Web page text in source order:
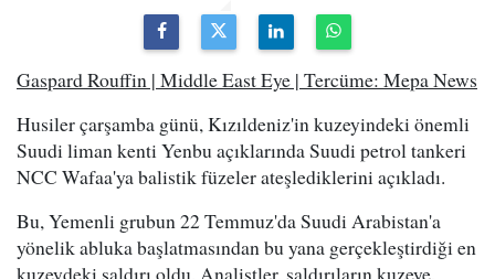
Gaspard Rouffin | Middle East Eye | Tercüme: Mepa News
Husiler çarşamba günü, Kızıldeniz'in kuzeyindeki önemli
Suudi liman kenti Yenbu açıklarında Suudi petrol tankeri
NCC Wafaa'ya balistik füzeler ateşlediklerini açıkladı.
Bu, Yemenli grubun 22 Temmuz'da Suudi Arabistan'a
yönelik abluka başlatmasından bu yana gerçekleştirdiği en
kuzeydeki saldırı oldu. Analistler, saldırıların kuzeye,